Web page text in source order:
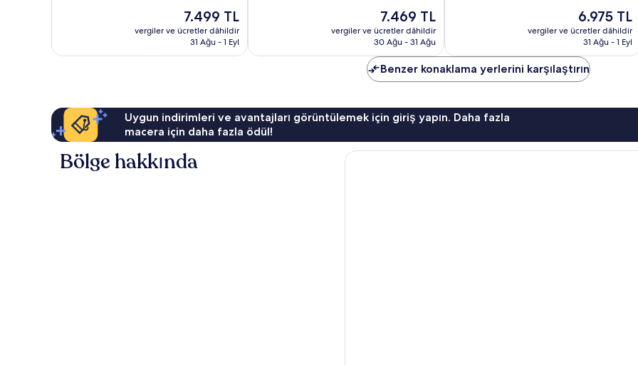
Güncel
fiyat:
7.499 TL
7.499 TL
vergiler ve ücretler dâhildir
31 Ağu - 1 Eyl
Güncel
fiyat:
7.469 TL
7.469 TL
vergiler ve ücretler dâhildir
30 Ağu - 31 Ağu
Güncel
fiyat:
6.975 TL
6.975 TL
vergiler ve ücretler dâhildir
31 Ağu - 1 Eyl
Benzer konaklama yerlerini karşılaştırın
Uygun indirimleri ve avantajları görüntülemek için giriş yapın. Daha fazla
macera için daha fazla ödül!
Bölge hakkında